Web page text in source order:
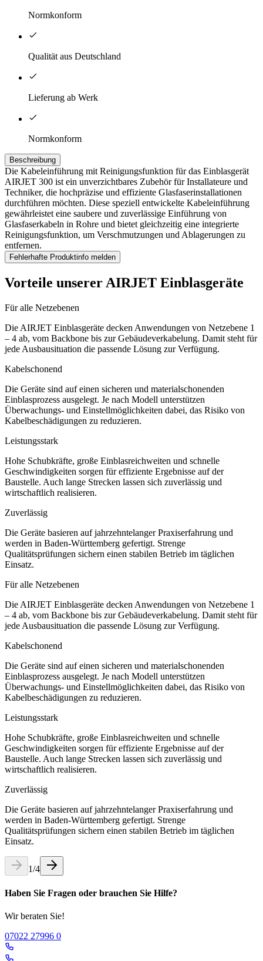
Normkonform
Qualität aus Deutschland
Lieferung ab Werk
Normkonform
Beschreibung
Die Kabeleinführung mit Reinigungsfunktion für das Einblasgerät
AIRJET 300 ist ein unverzichtbares Zubehör für Installateure und
Techniker, die hochpräzise und effiziente Glasfaserinstallationen
durchführen möchten. Diese speziell entwickelte Kabeleinführung
gewährleistet eine saubere und zuverlässige Einführung von
Glasfaserkabeln in Rohre und bietet gleichzeitig eine integrierte
Reinigungsfunktion, um Verschmutzungen und Ablagerungen zu
entfernen.
Fehlerhafte Produktinfo melden
Vorteile unserer AIRJET Einblasgeräte
Für alle Netzebenen
Die AIRJET Einblasgeräte decken Anwendungen von Netzebene 1
– 4 ab, vom Backbone bis zur Gebäudeverkabelung. Damit steht für
jede Ausbausituation die passende Lösung zur Verfügung.
Kabelschonend
Die Geräte sind auf einen sicheren und materialschonenden
Einblasprozess ausgelegt. Je nach Modell unterstützen
Überwachungs- und Einstellmöglichkeiten dabei, das Risiko von
Kabelbeschädigungen zu reduzieren.
Leistungsstark
Hohe Schubkräfte, große Einblasreichweiten und schnelle
Geschwindigkeiten sorgen für effiziente Ergebnisse auf der
Baustelle. Auch lange Strecken lassen sich zuverlässig und
wirtschaftlich realisieren.
Zuverlässig
Die Geräte basieren auf jahrzehntelanger Praxiserfahrung und
werden in Baden-Württemberg gefertigt. Strenge
Qualitätsprüfungen sichern einen stabilen Betrieb im täglichen
Einsatz.
Für alle Netzebenen
Die AIRJET Einblasgeräte decken Anwendungen von Netzebene 1
– 4 ab, vom Backbone bis zur Gebäudeverkabelung. Damit steht für
jede Ausbausituation die passende Lösung zur Verfügung.
Kabelschonend
Die Geräte sind auf einen sicheren und materialschonenden
Einblasprozess ausgelegt. Je nach Modell unterstützen
Überwachungs- und Einstellmöglichkeiten dabei, das Risiko von
Kabelbeschädigungen zu reduzieren.
Leistungsstark
Hohe Schubkräfte, große Einblasreichweiten und schnelle
Geschwindigkeiten sorgen für effiziente Ergebnisse auf der
Baustelle. Auch lange Strecken lassen sich zuverlässig und
wirtschaftlich realisieren.
Zuverlässig
Die Geräte basieren auf jahrzehntelanger Praxiserfahrung und
werden in Baden-Württemberg gefertigt. Strenge
Qualitätsprüfungen sichern einen stabilen Betrieb im täglichen
Einsatz.
1/4
Haben Sie Fragen oder brauchen Sie Hilfe?
Wir beraten Sie!
07022 27996 0